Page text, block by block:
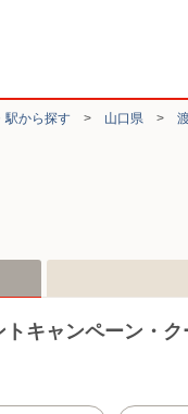
駅から探す > 山口県 >
キャンペーン・